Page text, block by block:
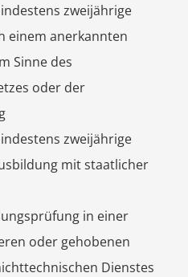
zweijährige
einem anerkannten
Sinne des
oder der
zweijährige
mit staatlicher
in einer
oder gehobenen
Dienstes